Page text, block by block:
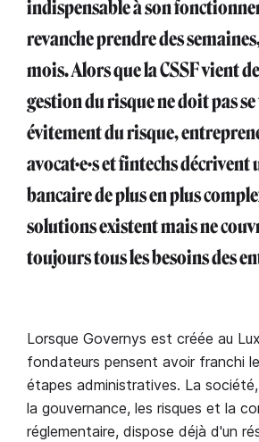
indispensable à son
revanche prendre des
mois. Alors que la CSSF vient
gestion du risque ne doit pas
évitement du risque,
avocat·e·s et fintechs décrivent
bancaire de plus en plus
solutions existent mais ne
toujours tous les besoins des
Lorsque Governys est créée au
fondateurs pensent avoir franchi
étapes administratives. La
la gouvernance, les risques et la
réglementaire, dispose déjà d'un